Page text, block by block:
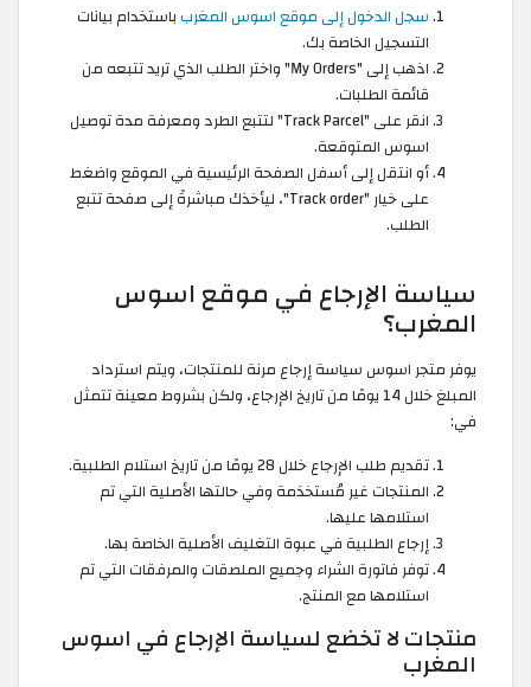
سجل الدخول إلى موقع اسوس المغربباستخدام بيانات
التسجيل الخاصة بك.
اذهب إلى "My Orders" واختر الطلب الذي تريد تتبعه من
قائمة الطلبات.
انقر على "Track Parcel" لتتبع الطرد ومعرفة مدة توصيل
اسوس المتوقعة.
أو انتقل إلى أسفل الصفحة الرئيسية في الموقع واضغط
على خيار "Track order"، ليأخذك مباشرةً إلى صفحة تتبع
الطلب.
سياسة الإرجاع في موقع اسوس
المغرب؟
يوفر متجر اسوس سياسة إرجاع مرنة للمنتجات، ويتم استرداد
المبلغ خلال 14 يومًا من تاريخ الإرجاع، ولكن بشروط معينة تتمثل
في:
تقديم طلب الإرجاع خلال 28 يومًا من تاريخ استلام الطلبية.
المنتجات غير مُستخدَمة وفي حالتها الأصلية التي تم
استلامها عليها.
إرجاع الطلبية في عبوة التغليف الأصلية الخاصة بها.
توفر فاتورة الشراء وجميع الملصقات والمرفقات التي تم
استلامها مع المنتج.
منتجات لا تخضع لسياسة الإرجاع في اسوس
المغرب